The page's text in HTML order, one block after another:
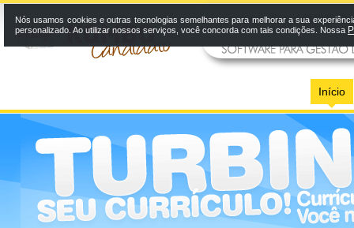
Início
Nós usamos cookies e outras tecnologias semelhantes para melhorar a sua
personalizado. Ao utilizar nossos serviços, você concorda com tais condições. Nossa